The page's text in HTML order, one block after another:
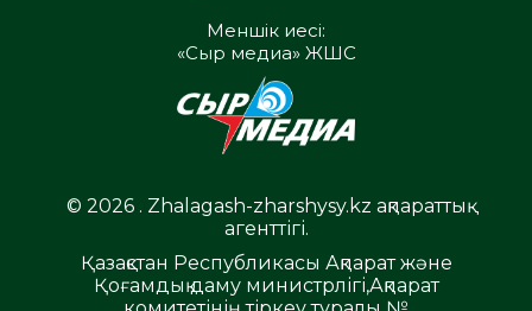
Меншік иесі:
«Сыр медиа» ЖШС
© 2026 . Zhalagash-zharshysy.kz ақпараттық
агенттігі.
Қазақстан Республикасы Ақпарат және
Қоғамдық даму министрлігі,Ақпарат